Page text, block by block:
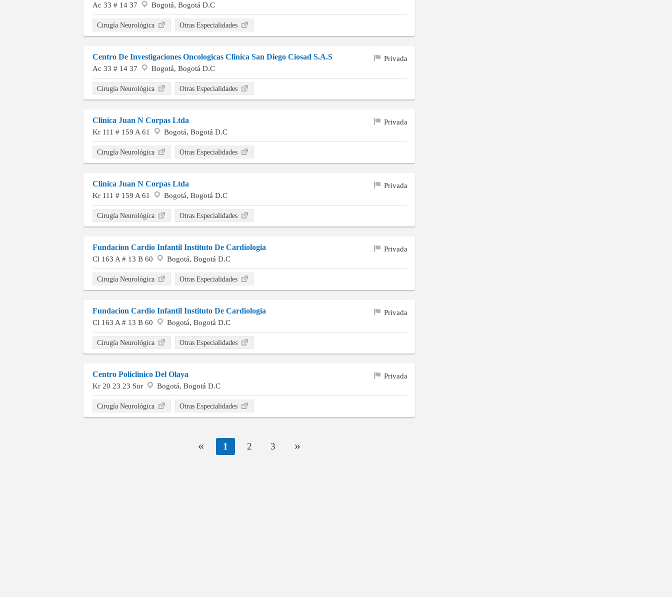
Ac 33 # 14 37
Bogotá, Bogotá D.C
Cirugía Neurológica Otras Especialidades
Centro De Investigaciones Oncologicas Clinica San Diego Ciosad S.A.S
Privada
Ac 33 # 14 37
Bogotá, Bogotá D.C
Cirugía Neurológica Otras Especialidades
Clinica Juan N Corpas Ltda
Privada
Kr 111 # 159 A 61
Bogotá, Bogotá D.C
Cirugía Neurológica Otras Especialidades
Clinica Juan N Corpas Ltda
Privada
Kr 111 # 159 A 61
Bogotá, Bogotá D.C
Cirugía Neurológica Otras Especialidades
Fundacion Cardio Infantil Instituto De Cardiologia
Privada
Cl 163 A # 13 B 60
Bogotá, Bogotá D.C
Cirugía Neurológica Otras Especialidades
Fundacion Cardio Infantil Instituto De Cardiologia
Privada
Cl 163 A # 13 B 60
Bogotá, Bogotá D.C
Cirugía Neurológica Otras Especialidades
Centro Policlinico Del Olaya
Privada
Kr 20 23 23 Sur
Bogotá, Bogotá D.C
Cirugía Neurológica Otras Especialidades
« 1 2 3 »